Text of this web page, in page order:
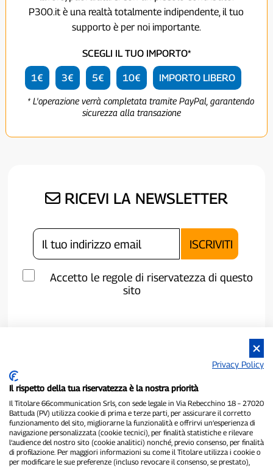
P300.it è una realtà totalmente indipendente, il tuo
supporto è per noi importante.
SCEGLI IL TUO IMPORTO*
1€ 3€ 5€ 10€ IMPORTO LIBERO
* L'operazione verrà completata tramite PayPal, garantendo
sicurezza alla transazione
RICEVI LA NEWSLETTER
Accetto le regole di riservatezza di questo
sito
P300.it è una Testata Giornalistica indipendente
Registrazione numero 1/2021 del 1/2/2021 - Tribunale di Pavia
Privacy Policy
Il rispetto della tua riservatezza è la nostra priorità
Il Titolare 66communication Srls, con sede legale in Via Rebecchino 18 – 27020
Battuda (PV) utilizza cookie di prima e terze parti, per assicurare il corretto
funzionamento del sito, migliorarne la funzionalità e offrirvi un’esperienza di
navigazione personalizzata (cookie tecnici), per finalità statistiche e rilevare
l’audience del nostro sito (cookie analitici) nonché, previo consenso, per finalità
di profilazione. Per maggiori informazioni su come il Titolare utilizza i cookie o
per modificare le sue preferenze (incluso revocare il consenso, se prestato),